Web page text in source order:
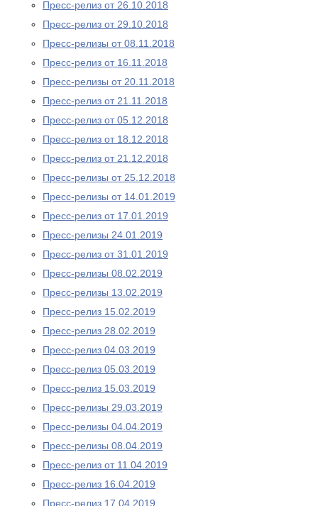
Пресс-релиз от 26.10.2018
Пресс-релиз от 29.10.2018
Пресс-релизы от 08.11.2018
Пресс-релиз от 16.11.2018
Пресс-релизы от 20.11.2018
Пресс-релиз от 21.11.2018
Пресс-релиз от 05.12.2018
Пресс-релиз от 18.12.2018
Пресс-релиз от 21.12.2018
Пресс-релизы от 25.12.2018
Пресс-релизы от 14.01.2019
Пресс-релиз от 17.01.2019
Пресс-релизы 24.01.2019
Пресс-релиз от 31.01.2019
Пресс-релизы 08.02.2019
Пресс-релизы 13.02.2019
Пресс-релиз 15.02.2019
Пресс-релиз 28.02.2019
Пресс-релиз 04.03.2019
Пресс-релиз 05.03.2019
Пресс-релиз 15.03.2019
Пресс-релизы 29.03.2019
Пресс-релизы 04.04.2019
Пресс-релизы 08.04.2019
Пресс-релиз от 11.04.2019
Пресс-релиз 16.04.2019
Пресс-релиз 17.04.2019